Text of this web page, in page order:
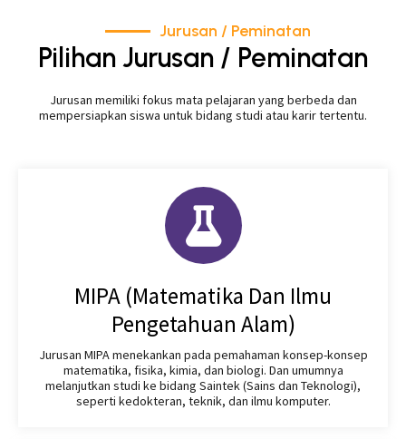
Jurusan / Peminatan
Pilihan Jurusan / Peminatan
Jurusan memiliki fokus mata pelajaran yang berbeda dan
mempersiapkan siswa untuk bidang studi atau karir tertentu.
MIPA (Matematika Dan Ilmu
Pengetahuan Alam)
Jurusan MIPA menekankan pada pemahaman konsep-konsep
matematika, fisika, kimia, dan biologi. Dan umumnya
melanjutkan studi ke bidang Saintek (Sains dan Teknologi),
seperti kedokteran, teknik, dan ilmu komputer.